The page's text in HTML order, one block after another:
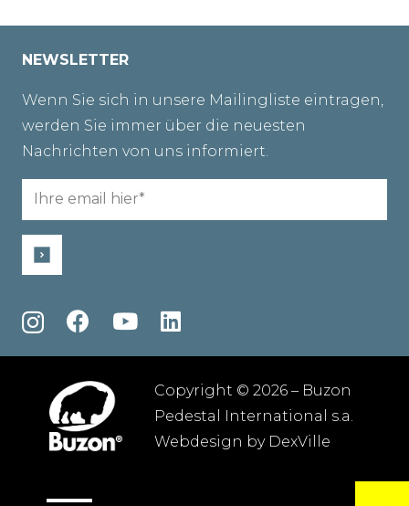
NEWSLETTER
Wenn Sie sich in unsere Mailingliste eintragen,
werden Sie immer über die neuesten
Nachrichten von uns informiert.
Email
Copyright © 2026 – Buzon
Pedestal International s.a.
Webdesign by DexVille